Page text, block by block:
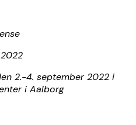
2.-4. september 2022 i
i Aalborg